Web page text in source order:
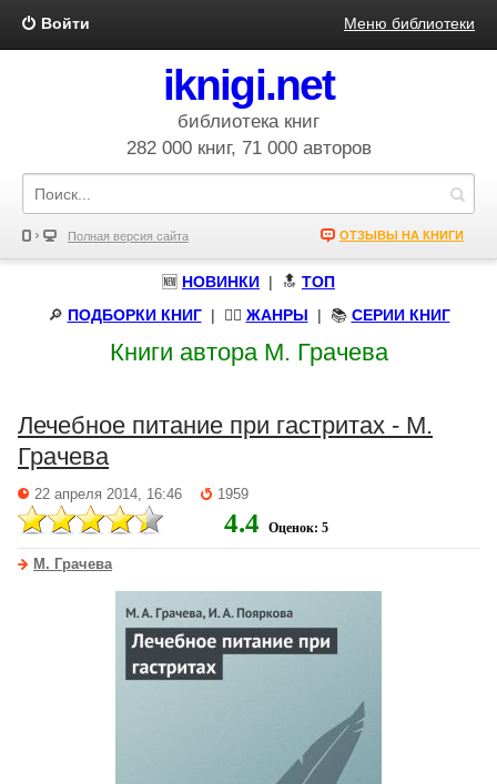
Войти Меню библиотеки
iknigi.net
библиотека книг
282 000 книг, 71 000 авторов
Полная версия сайта ОТЗЫВЫ НА КНИГИ
🆕 НОВИНКИ | 🔝 ТОП
🔎 ПОДБОРКИ КНИГ| 🧝‍♀️ ЖАНРЫ | 📚 СЕРИИ КНИГ
Книги автора М. Грачева
Лечебное питание при гастритах - М.
Грачева
22 апреля 2014, 16:46 1959
4.4 Оценок: 5
М. Грачева